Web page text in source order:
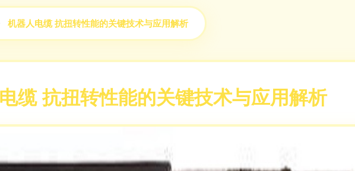
机器人电缆 抗扭转性能的关键技术与应用解析
缆 抗扭转性能的关键技术与应用解析